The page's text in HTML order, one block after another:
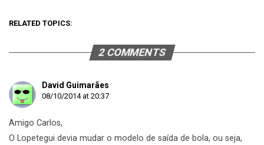
RELATED TOPICS:
2 COMMENTS
David Guimarães
08/10/2014 at 20:37
Amigo Carlos,
O Lopetegui devia mudar o modelo de saída de bola, ou seja,